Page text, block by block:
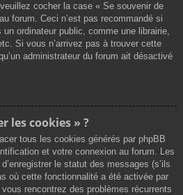
cocher la case « Se souvenir de
forum. Ceci n’est pas recommandé si
ordinateur public, comme une librairie,
Si vous n’arrivez pas à trouver cette
administrateur du forum ait désactivé
les cookies » ?
tous les cookies générés par phpBB
et votre connexion au forum. Les
le statut des messages (s’ils
où cette fonctionnalité a été activée par
rencontrez des problèmes récurrents